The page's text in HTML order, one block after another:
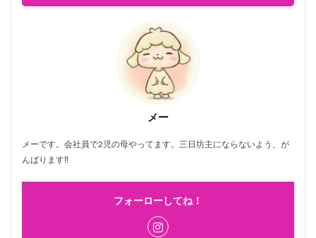
メー
メーです。会社員で2児の母やってます。三日坊主にならないよう、が
んばります‼
フォーローしてね！